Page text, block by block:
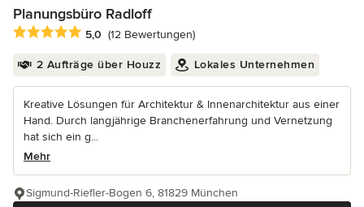
Planungsbüro Radloff
Durchschnittliche Bewertung: 5 von 5 Sternen
5,0 (12 Bewertungen)
2 Aufträge über Houzz Lokales Unternehmen
Kreative Lösungen für Architektur & Innenarchitektur aus einer
Hand. Durch langjährige Branchenerfahrung und Vernetzung
hat sich ein g...
Mehr
Sigmund-Riefler-Bogen 6, 81829 München